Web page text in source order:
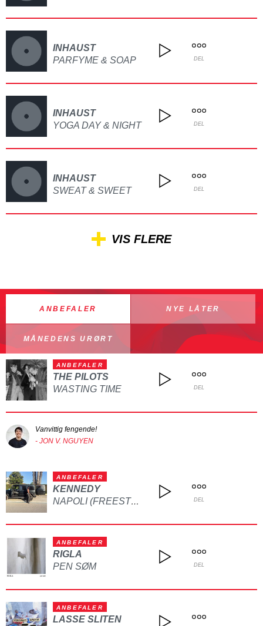
INHAUST
PARFYME & SOAP
DEL
INHAUST
YOGA DAY & NIGHT
DEL
INHAUST
SWEAT & SWEET
DEL
VIS FLERE
ANBEFALER NYE LÅTER
MÅNEDENS URØRT
ANBEFALER
THE PILOTS
WASTING TIME
DEL
Vanvittig fengende!
- JON V. NGUYEN
ANBEFALER
KENNEDY
NAPOLI (FREESTYLE) DEL
ANBEFALER
RIGLA
PEN SØM
DEL
ANBEFALER
LASSE SLITEN